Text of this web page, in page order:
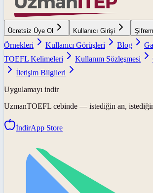
Ücretsiz Üye Ol Kullanıcı Girişi
Örnekleri
Kullanıcı Görüşleri Blog
TOEFL Kelimeleri
Kullanım Sözleşmesi
İletişim Bilgileri
Uygulamayı indir
UzmanTOEFL cebinde — istediğin an,
İndirApp Store